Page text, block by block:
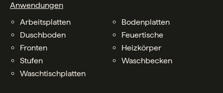
Anwendungen
Arbeitsplatten
Bodenplatten
Duschboden
Feuertische
Fronten
Heizkörper
Stufen
Waschbecken
Waschtischplatten